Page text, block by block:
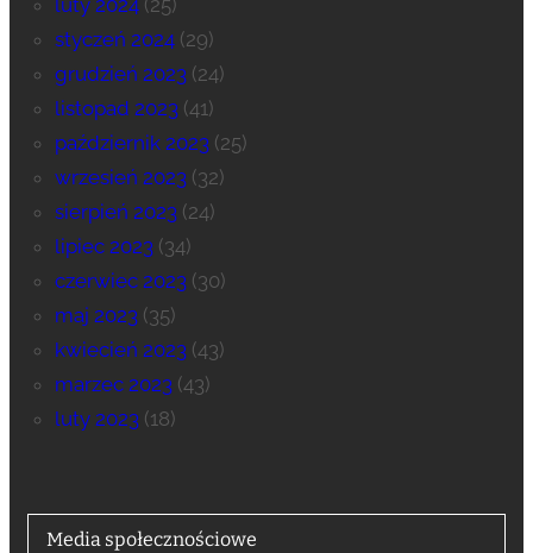
luty 2024(25)
styczeń 2024(29)
grudzień 2023(24)
listopad 2023(41)
październik 2023(25)
wrzesień 2023(32)
sierpień 2023(24)
lipiec 2023(34)
czerwiec 2023(30)
maj 2023(35)
kwiecień 2023(43)
marzec 2023(43)
luty 2023(18)
Media społecznościowe